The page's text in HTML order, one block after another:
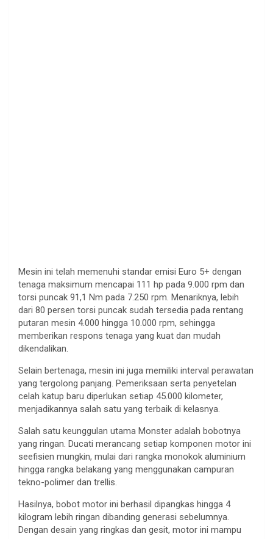
Mesin ini telah memenuhi standar emisi Euro 5+ dengan
tenaga maksimum mencapai 111 hp pada 9.000 rpm dan
torsi puncak 91,1 Nm pada 7.250 rpm. Menariknya, lebih
dari 80 persen torsi puncak sudah tersedia pada rentang
putaran mesin 4.000 hingga 10.000 rpm, sehingga
memberikan respons tenaga yang kuat dan mudah
dikendalikan.
Selain bertenaga, mesin ini juga memiliki interval perawatan
yang tergolong panjang. Pemeriksaan serta penyetelan
celah katup baru diperlukan setiap 45.000 kilometer,
menjadikannya salah satu yang terbaik di kelasnya.
Salah satu keunggulan utama Monster adalah bobotnya
yang ringan. Ducati merancang setiap komponen motor ini
seefisien mungkin, mulai dari rangka monokok aluminium
hingga rangka belakang yang menggunakan campuran
tekno-polimer dan trellis.
Hasilnya, bobot motor ini berhasil dipangkas hingga 4
kilogram lebih ringan dibanding generasi sebelumnya.
Dengan desain yang ringkas dan gesit, motor ini mampu